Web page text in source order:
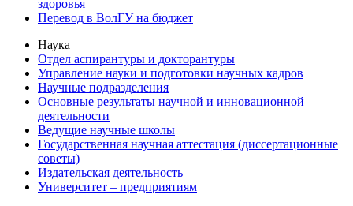
здоровья
Перевод в ВолГУ на бюджет
Наука
Отдел аспирантуры и докторантуры
Управление науки и подготовки научных кадров
Научные подразделения
Основные результаты научной и инновационной
деятельности
Ведущие научные школы
Государственная научная аттестация (диссертационные
советы)
Издательская деятельность
Университет – предприятиям